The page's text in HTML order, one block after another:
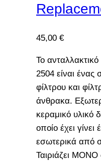
45,00 €
Το
2504 είναι ένας
φίλτρου και
άνθρακα.
κεραμικό υλικό
οποίο έχει
εσωτερικά από
Ταιριάζει ΜΟΝΟ